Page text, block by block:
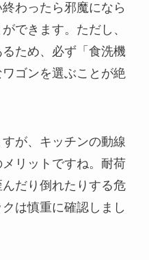
わったら邪魔になら
できます。ただし、
ため、必ず「食洗機
ゴンを選ぶことが絶
が、キッチンの動線
リットですね。耐荷
だり倒れたりする危
は慎重に確認しまし